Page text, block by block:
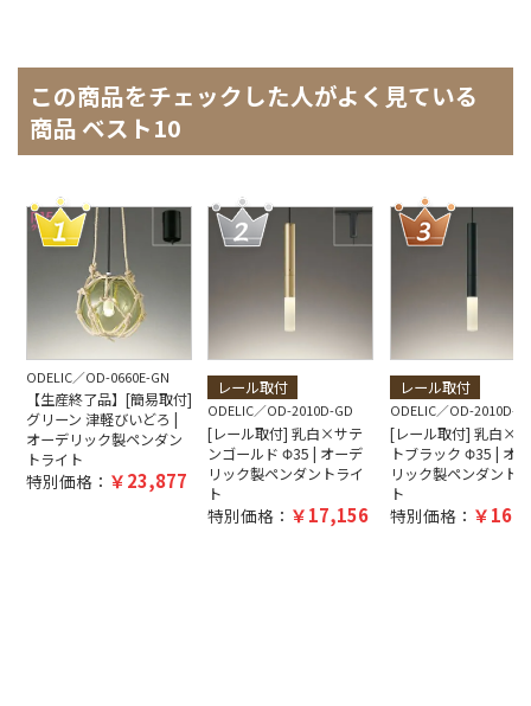
この商品をチェックした人がよく見ている
商品 ベスト10
ODELIC OD-0660E-GN
【生産終了品】[簡易取付]
グリーン 津軽びいどろ |
オーデリック製ペンダン
トライト
特別価格： 23,877
レール取付
ODELIC OD-2010D-GD
[レール取付] 乳白×サテ
ンゴールド Φ35 | オーデ
リック製ペンダントライ
ト
特別価格： 17,156
レール取付
ODELIC OD-2010D-
[レール取付] 乳白×
トブラック Φ35 | オ
リック製ペンダント
ト
特別価格：